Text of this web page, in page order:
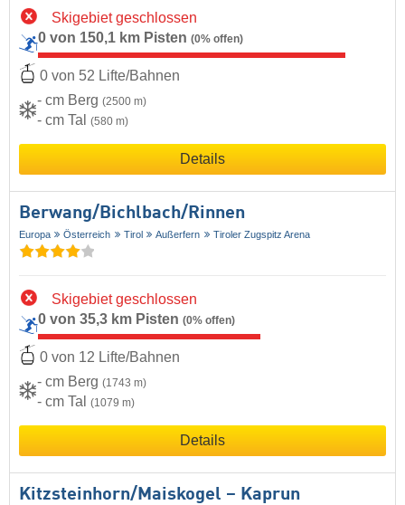
Skigebiet geschlossen
0 von 150,1 km Pisten (0% offen)
0 von 52 Lifte/Bahnen
- cm Berg (2500 m)
- cm Tal (580 m)
Details
Berwang/​Bichlbach/​Rinnen
Europa Österreich Tirol Außerfern Tiroler Zugspitz Arena
Skigebiet geschlossen
0 von 35,3 km Pisten (0% offen)
0 von 12 Lifte/Bahnen
- cm Berg (1743 m)
- cm Tal (1079 m)
Details
Kitzsteinhorn/​Maiskogel – Kaprun